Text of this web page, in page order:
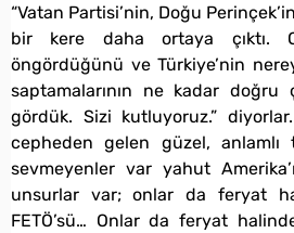
“Vatan Partisi’nin, Doğu
bir kere daha ortaya çıktı.
öngördüğünü ve Türkiye’nin
saptamalarının ne kadar doğru
gördük. Sizi kutluyoruz.”
cepheden gelen güzel, anlamlı
sevmeyenler var yahut
unsurlar var; onlar da feryat
FETÖ’sü… Onlar da feryat